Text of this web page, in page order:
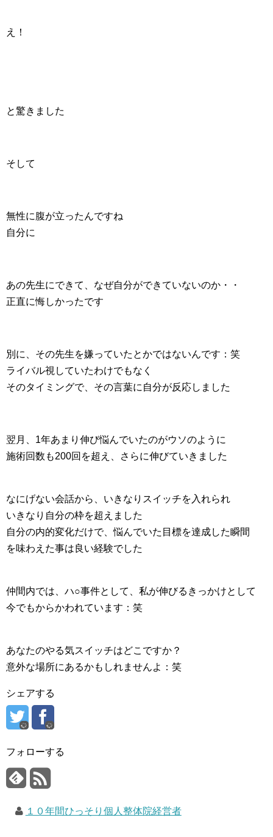
え！
と驚きました
そして
無性に腹が立ったんですね
自分に
あの先生にできて、なぜ自分ができていないのか・・
正直に悔しかったです
別に、その先生を嫌っていたとかではないんです：笑
ライバル視していたわけでもなく
そのタイミングで、その言葉に自分が反応しました
翌月、1年あまり伸び悩んでいたのがウソのように
施術回数も200回を超え、さらに伸びていきました
なにげない会話から、いきなりスイッチを入れられ
いきなり自分の枠を超えました
自分の内的変化だけで、悩んでいた目標を達成した瞬間
を味わえた事は良い経験でした
仲間内では、ハ○事件として、私が伸びるきっかけとして
今でもからかわれています：笑
あなたのやる気スイッチはどこですか？
意外な場所にあるかもしれませんよ：笑
シェアする
フォローする
１０年間ひっそり個人整体院経営者